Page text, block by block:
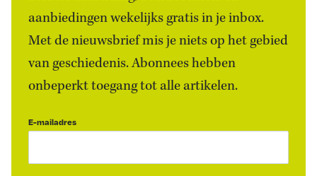
aanbiedingen wekelijks gratis in je inbox.
Met de nieuwsbrief mis je niets op het gebied
van geschiedenis. Abonnees hebben
onbeperkt toegang tot alle artikelen.
E-mailadres